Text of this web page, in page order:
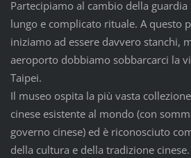
Partecipiamo al cambio della
lungo e complicato rituale. A questo
iniziamo ad essere davvero stanchi,
aeroporto dobbiamo sobbarcarci la
Taipei.
Il museo ospita la più vasta
cinese esistente al mondo (con
governo cinese) ed è riconosciuto
della cultura e della tradizione